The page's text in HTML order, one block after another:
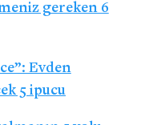
gereken 6
Evden
5 ipucu